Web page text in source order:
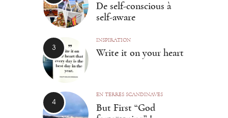
De self-conscious à
self-aware
INSPIRATION
Write it on your heart
EN TERRES SCANDINAVES
But First “God